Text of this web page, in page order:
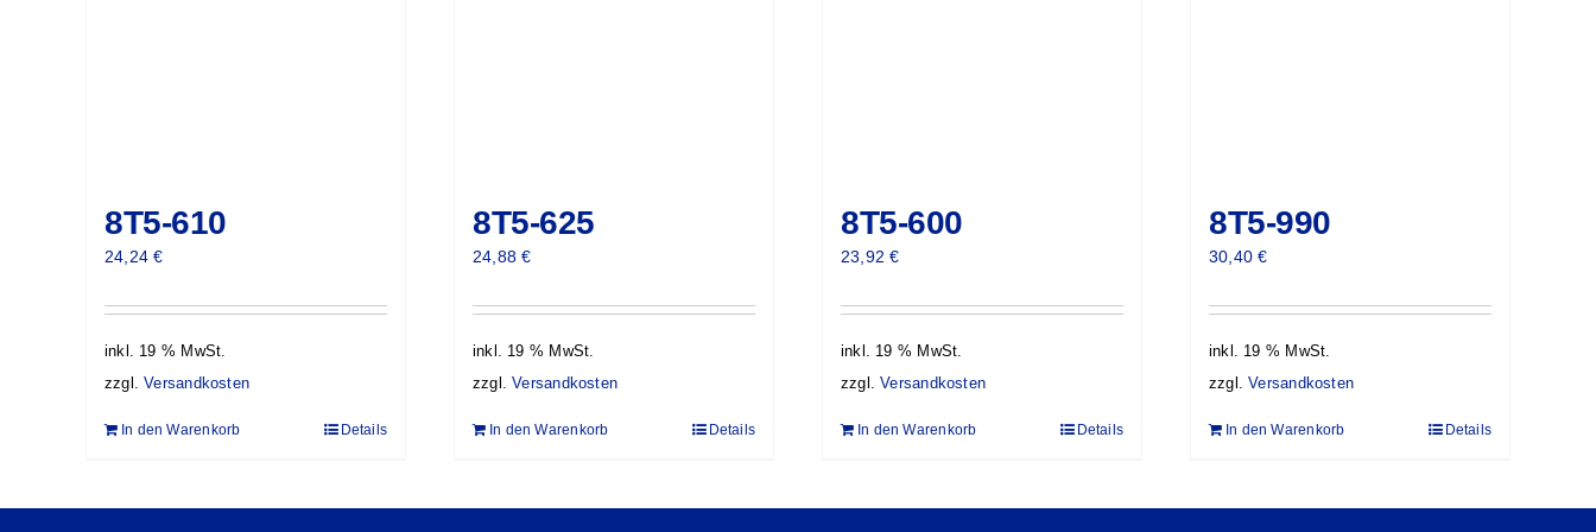
8T5-610
24,24€
inkl. 19 % MwSt.
zzgl.Versandkosten
In den Warenkorb Details
8T5-625
24,88€
inkl. 19 % MwSt.
zzgl.Versandkosten
In den Warenkorb Details
8T5-600
23,92€
inkl. 19 % MwSt.
zzgl.Versandkosten
In den Warenkorb Details
8T5-990
30,40€
inkl. 19 % MwSt.
zzgl.Versandkosten
In den Warenkorb Details